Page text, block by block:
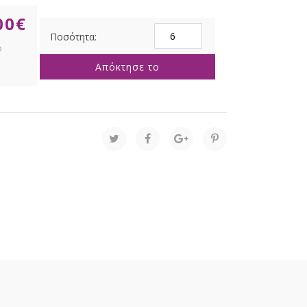
€
ΒΕΛΟΥΔΙΝΗ
ΜΠΑΛΑ
20ΕΚ
ποσότητα
Απόκτησε το